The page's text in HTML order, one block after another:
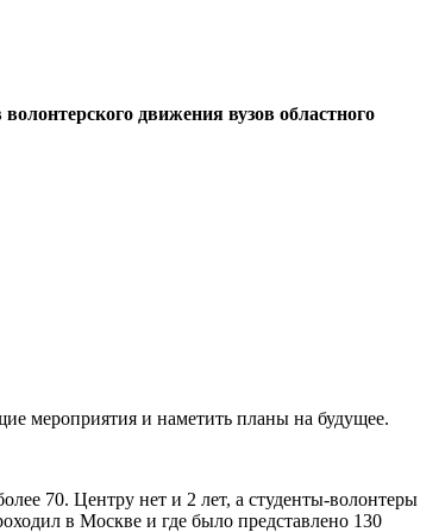
движения вузов областного
мероприятия и наметить планы на будущее.
70. Центру нет и 2 лет, а студенты-волонтеры
в Москве и где было представлено 130